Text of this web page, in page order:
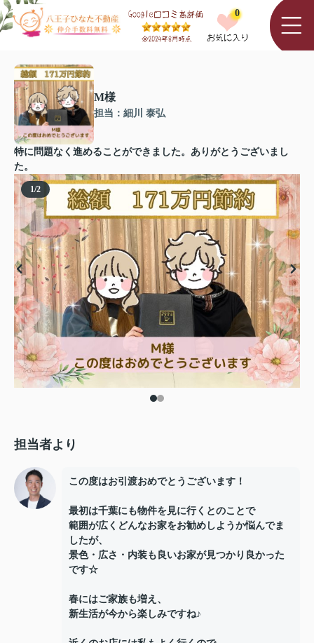
0
M様
担当：細川 泰弘
特に問題なく進めることができました。ありがとうございまし
た。
1/2
担当者より
この度はお引渡おめでとうございます！
最初は千葉にも物件を見に行くとのことで
範囲が広くどんなお家をお勧めしようか悩んでま
したが、
景色・広さ・内装も良いお家が見つかり良かった
です☆
春にはご家族も増え、
新生活が今から楽しみですね♪